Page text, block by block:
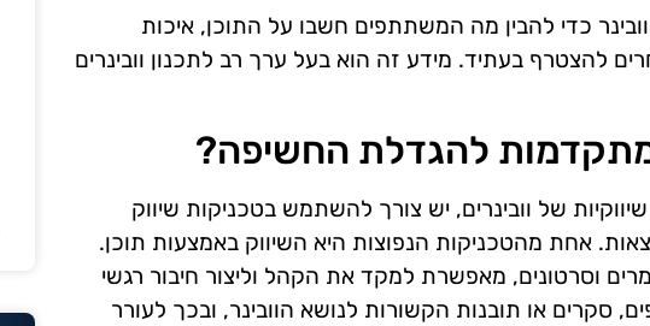
כדי להבין מה המשתתפים חשבו על התוכן, איכות
להצטרף בעתיד. מידע זה הוא בעל ערך רב לתכנון וובינרים
מתקדמות להגדלת החשיפה?
של וובינרים, יש צורך להשתמש בטכניקות שיווק
אחת מהטכניקות הנפוצות היא השיווק באמצעות תוכן.
וסרטונים, מאפשרת למקד את הקהל וליצור חיבור רגשי
סקרים או תובנות הקשורות לנושא הוובינר, ובכך לעורר